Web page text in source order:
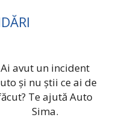
Ai avut un incident
și nu știi ce ai de
Te ajută Auto
Sima.